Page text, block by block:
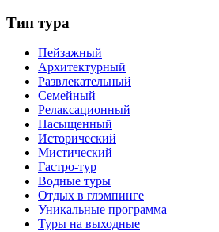
Тип тура
Пейзажный
Архитектурный
Развлекательный
Семейный
Релаксационный
Насыщенный
Исторический
Мистический
Гастро-тур
Водные туры
Отдых в глэмпинге
Уникальные программа
Туры на выходные